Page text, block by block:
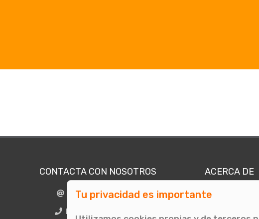
CONTACTA CON NOSOTROS
info@comunicae.com
BCN + 34 931 702 774
ACERCA DE
Quiénes somos
Tu privacidad es importante